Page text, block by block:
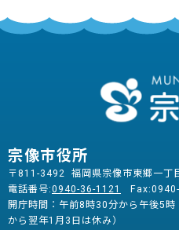
宗像市役所
〒811-3492 福岡県宗像市東郷一丁
電話番号:0940-36-1121
開庁時間：午前8時30分から午後5
から翌年1月3日は休み）